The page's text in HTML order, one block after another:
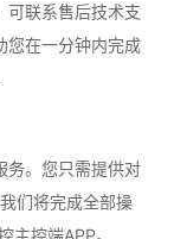
可联系售后技术支
您在一分钟内完成
务。您只需提供对
们将完成全部操